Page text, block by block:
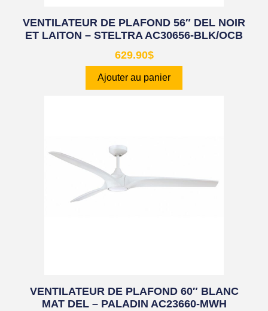
VENTILATEUR DE PLAFOND 56″ DEL NOIR
ET LAITON – STELTRA AC30656-BLK/OCB
629.90$
Ajouter au panier
VENTILATEUR DE PLAFOND 60″ BLANC
MAT DEL – PALADIN AC23660-MWH